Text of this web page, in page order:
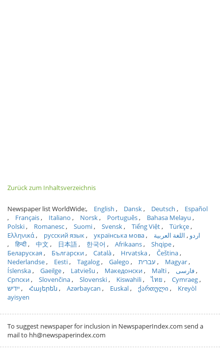
Zurück zum Inhaltsverzeichnis
Newspaper list WorldWide: English Dansk Deutsch
Español
Français
Italiano Norsk Português
Bahasa Melayu
Polski
Romanesc Suomi Svensk Tiếng Việt
Türkçe
Ελληνικά
русский язык українська мова اردو
اللغة العربية
हिन्दी
中文 日本語 한국어 Afrikaans
Shqipe
Беларуская
Български Català Hrvatska
Čeština
Nederlandse
Eesti Tagalog Galego עברית
Magyar
Íslenska
Gaeilge Latviešu Македонски Malti
فارسی
Српски
Slovenčina Slovenski Kiswahili ไทย
Cymraeg
ייִדיש
Հայերեն Azərbaycan Euskal ქართული
Kreyòl
ayisyen
To suggest newspaper for inclusion in NewspaperIndex.com send a
mail to hh@newspaperindex.com